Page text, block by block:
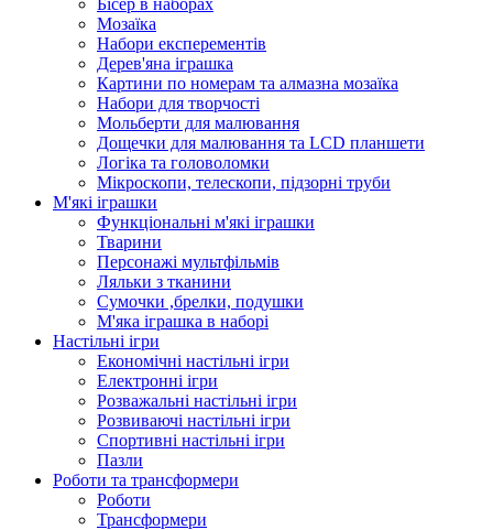
Бісер в наборах
Мозаїка
Набори експерементів
Дерев'яна іграшка
Картини по номерам та алмазна мозаїка
Набори для творчості
Мольберти для малювання
Дощечки для малювання та LCD планшети
Логіка та головоломки
Мікроскопи, телескопи, підзорні труби
М'які іграшки
Функціональні м'які іграшки
Тварини
Персонажі мультфільмів
Ляльки з тканини
Сумочки ,брелки, подушки
М'яка іграшка в наборі
Настільні ігри
Економічні настільні ігри
Електронні ігри
Розважальні настільні ігри
Розвиваючі настільні ігри
Спортивні настільні ігри
Пазли
Роботи та трансформери
Роботи
Трансформери